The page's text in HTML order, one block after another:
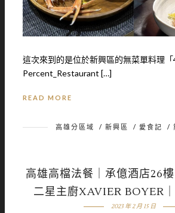
這次來到的是位於新興區的無菜單料理
Percent_Restaurant […]
READ MORE
高雄分區域 / 新興區 / 愛食記 /
高雄高檔法餐｜承億酒店26
二星主廚XAVIER BOYER
2023 年 2 月 15 日